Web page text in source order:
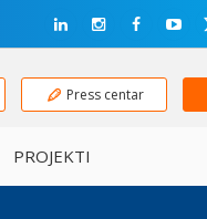
Press centar
PROJEKTI